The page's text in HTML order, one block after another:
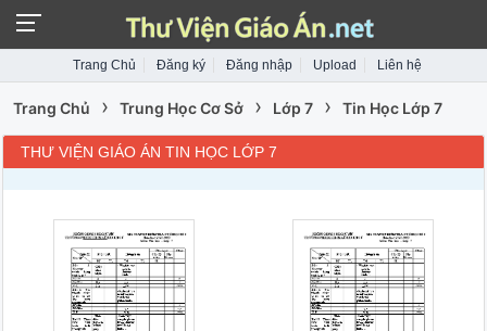
Trang Chủ Đăng ký Đăng nhập Upload Liên hệ
Trang Chủ › Trung Học Cơ Sở › Lớp 7 › Tin Học Lớp 7
THƯ VIỆN GIÁO ÁN TIN HỌC LỚP 7